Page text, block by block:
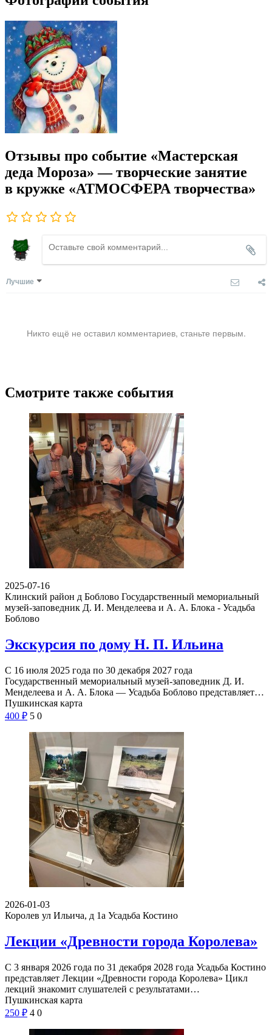
Отзывы про событие «Мастерская
деда Мороза» — творческие занятие
в кружке «АТМОСФЕРА творчества»
Лучшие
Никто ещё не оставил комментариев, станьте первым.
Смотрите также события
2025-07-16
Клинский район д Боблово Государственный мемориальный
музей-заповедник Д. И. Менделеева и А. А. Блока - Усадьба
Боблово
Экскурсия по дому Н. П. Ильина
С 16 июля 2025 года по 30 декабря 2027 года
Государственный мемориальный музей-заповедник Д. И.
Менделеева и А. А. Блока — Усадьба Боблово представляет…
Пушкинская карта
400 ₽ 5 0
2026-01-03
Королев ул Ильича, д 1а Усадьба Костино
Лекции «Древности города Королева»
С 3 января 2026 года по 31 декабря 2028 года Усадьба Костино
представляет Лекции «Древности города Королева» Цикл
лекций знакомит слушателей с результатами…
Пушкинская карта
250 ₽ 4 0